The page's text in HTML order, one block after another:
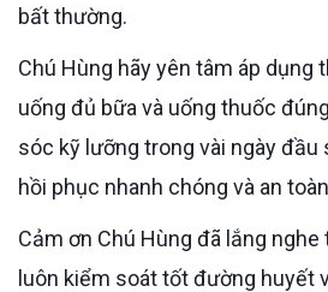
bất thường.
Chú Hùng hãy yên tâm áp dụng thực đơn trên, ăn
uống đủ bữa và uống thuốc
sóc kỹ lưỡng trong vài ngày đầu
hồi phục nhanh chóng và an
Cảm ơn Chú Hùng đã lắng nghe tư vấn. Chúc Chú
luôn kiểm soát tốt đường huyết